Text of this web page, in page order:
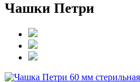
Чашки Петри